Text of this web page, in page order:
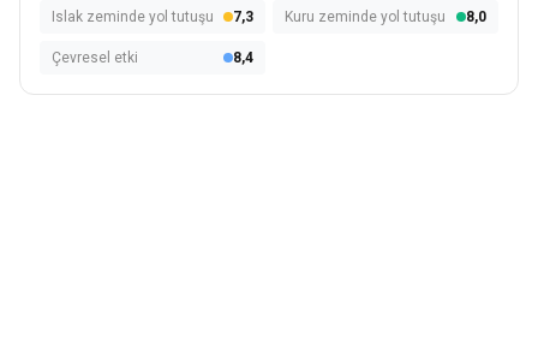
Islak zeminde yol tutuşu 7,3 Kuru zeminde yol tutuşu 8,0
Çevresel etki 8,4